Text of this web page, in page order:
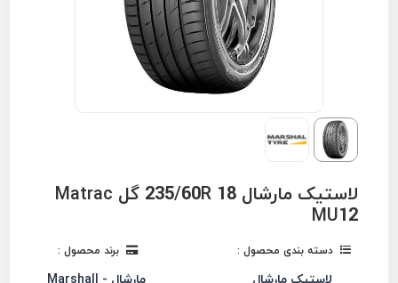
لاستیک مارشال 235/60R 18 گل Matrac
MU12
دسته بندی محصول : برند محصول :